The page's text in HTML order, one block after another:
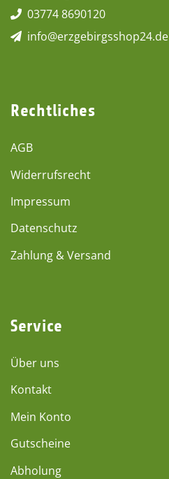
03774 8690120
info@erzgebirgsshop24.de
Rechtliches
AGB
Widerrufsrecht
Impressum
Datenschutz
Zahlung & Versand
Service
Über uns
Kontakt
Mein Konto
Gutscheine
Abholung